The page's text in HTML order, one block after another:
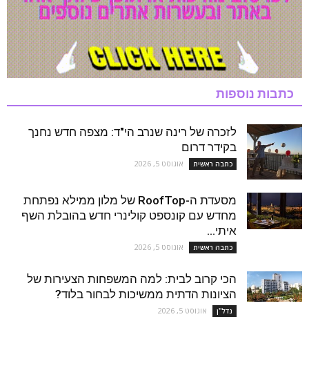
כתבות נוספות
לזכרה של רינה שנרב הי"ד: מצפה חדש נחנך
בקידר דרום
כתבה ראשית אוגוסט 5, 2026
מסעדת ה-RoofTop של מלון ממילא נפתחת
מחדש עם קונספט קולינרי חדש בהובלת השף
איתי...
כתבה ראשית אוגוסט 5, 2026
הכי קרוב לבית: למה המשפחות הצעירות של
הציונות הדתית ממשיכות לבחור בלוד?
נדל''ן אוגוסט 5, 2026